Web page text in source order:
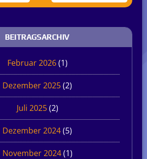
BEITRAGSARCHIV
Februar 2026(1)
Dezember 2025(2)
Juli 2025(2)
Dezember 2024(5)
November 2024(1)